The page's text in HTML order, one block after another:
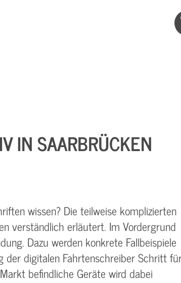
IN SAARBRÜCKEN
wissen? Die teilweise komplizierten
verständlich erläutert. Im Vordergrund
Dazu werden konkrete Fallbeispiele
der digitalen Fahrtenschreiber Schritt
befindliche Geräte wird dabei